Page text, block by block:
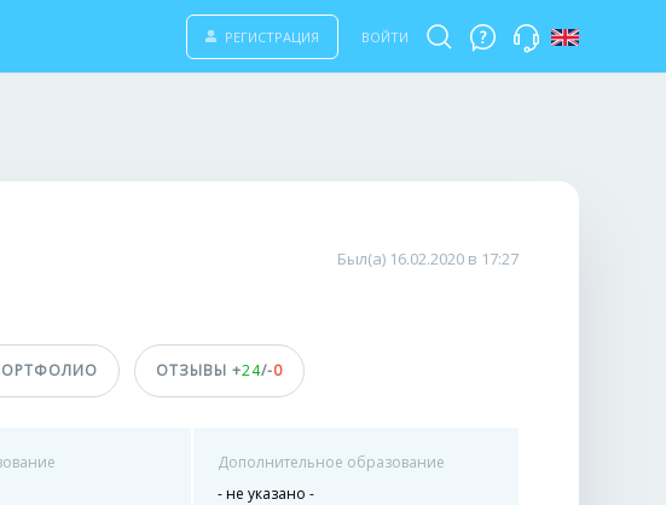
РЕГИСТРАЦИЯ ВОЙТИ
Был(а) 16.02.2020 в 17:27
ОТЗЫВЫ +24/-0
Дополнительное образование
- не указано -